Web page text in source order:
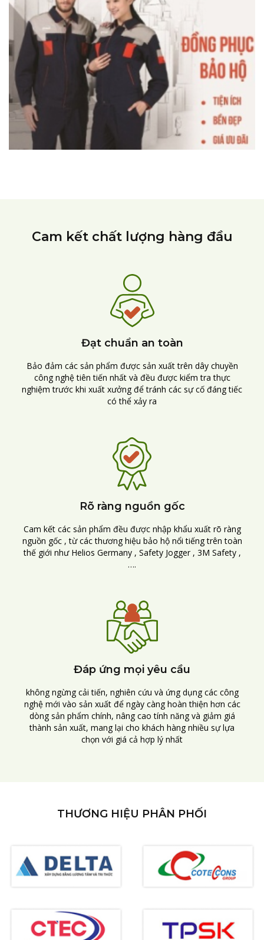
Cam kết chất lượng hàng đầu
Đạt chuẩn an toàn
Bảo đảm các sản phẩm được sản xuất trên dây chuyền
công nghệ tiên tiến nhất và đều được kiểm tra thực
nghiệm trước khi xuất xưởng để tránh các sự cố đáng tiếc
có thể xảy ra
Rõ ràng nguồn gốc
Cam kết các sản phẩm đều được nhập khẩu xuất rõ ràng
nguồn gốc , từ các thương hiệu bảo hộ nổi tiếng trên toàn
thế giới như Helios Germany , Safety Jogger , 3M Safety ,
….
Đáp ứng mọi yêu cầu
không ngừng cải tiến, nghiên cứu và ứng dụng các công
nghệ mới vào sản xuất để ngày càng hoàn thiện hơn các
dòng sản phẩm chính, nâng cao tính năng và giảm giá
thành sản xuất, mang lại cho khách hàng nhiều sự lựa
chọn với giá cả hợp lý nhất
THƯƠNG HIỆU PHÂN PHỐI